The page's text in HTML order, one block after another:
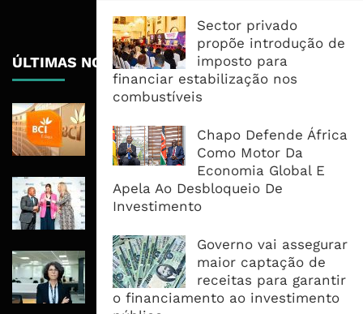
Sector privado
propõe introdução de
imposto para
financiar estabilização nos
combustíveis
Chapo Defende África
Como Motor Da
Economia Global E
Apela Ao Desbloqueio De
Investimento
Governo vai assegurar
maior captação de
receitas para garantir
o financiamento ao investimento
ÚLTIMAS NOTÍCIAS
Meticais, Mas Crédito A Clientes
Recua 5,5%
RAIZ Arranca Com 4 Milhões De
Libras Para Criar Novas Soluções De
Banco De Desenvolvimento Pode
Mobilizar Capital, Mas Governação
Define O Resultado